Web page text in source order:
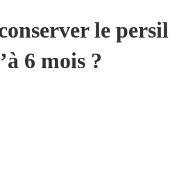
le persil
6 mois ?